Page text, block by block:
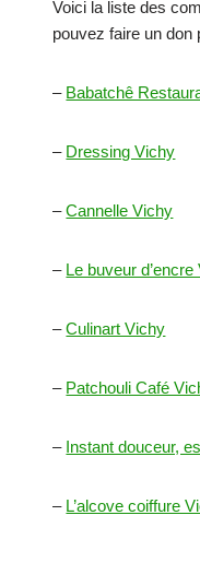
Voici la liste des
pouvez faire un don
– Babatchê
– Dressing Vichy
–Cannelle Vichy
– Le buveur d’encre
–Culinart Vichy
– Patchouli Café
– Instant douceur,
– L’alcove coiffure